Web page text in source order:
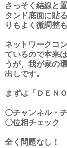
さっそく結線と
タンド底面に貼
りもよく微調整
ネットワークコ
ているので本来
うが、我が家の
出しです。
まずは「ＤＥＮ
〇チャンネル・
〇位相チェック
全く問題なし！